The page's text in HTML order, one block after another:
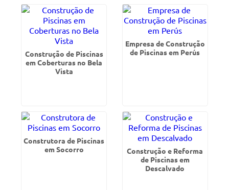
Construção de Piscinas
em Coberturas no Bela
Vista
Empresa de Construção
de Piscinas em Perús
Construtora de Piscinas
em Socorro
Construção e Reforma
de Piscinas em
Descalvado